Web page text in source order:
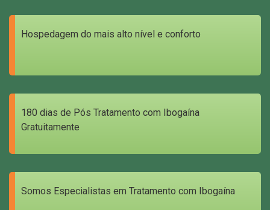
Hospedagem do mais alto nível e conforto
180 dias de Pós Tratamento com Ibogaína
Gratuitamente
Somos Especialistas em Tratamento com Ibogaína